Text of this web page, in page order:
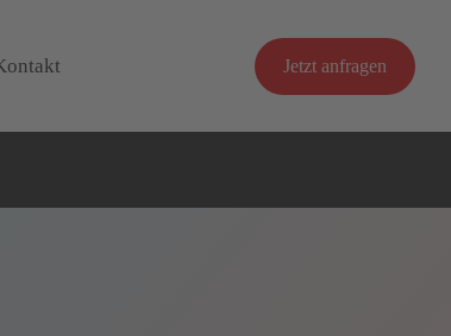
Jetzt anfragen